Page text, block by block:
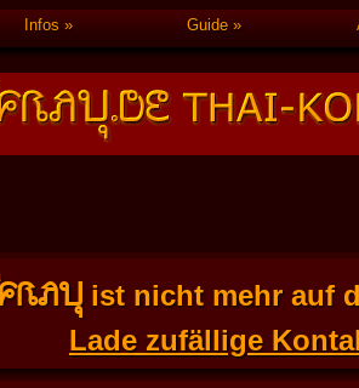
Infos Guide
ist nicht mehr auf
Lade zufällige